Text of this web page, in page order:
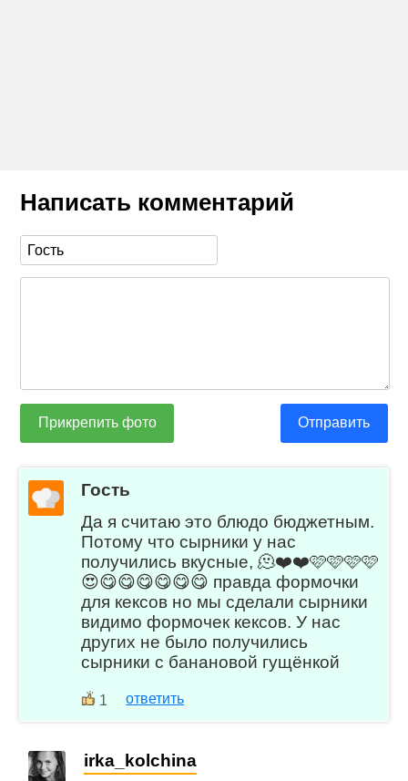
Написать комментарий
Прикрепить фото Отправить
Гость
Да я считаю это блюдо бюджетным.
Потому что сырники у нас
получились вкусные, 🫠❤️❤️🩷🩷🩷🩷
😍😋😋😋😋😋😋 правда формочки
для кексов но мы сделали сырники
видимо формочек кексов. У нас
других не было получились
сырники с банановой гущёнкой
1 ответить
irka_kolchina